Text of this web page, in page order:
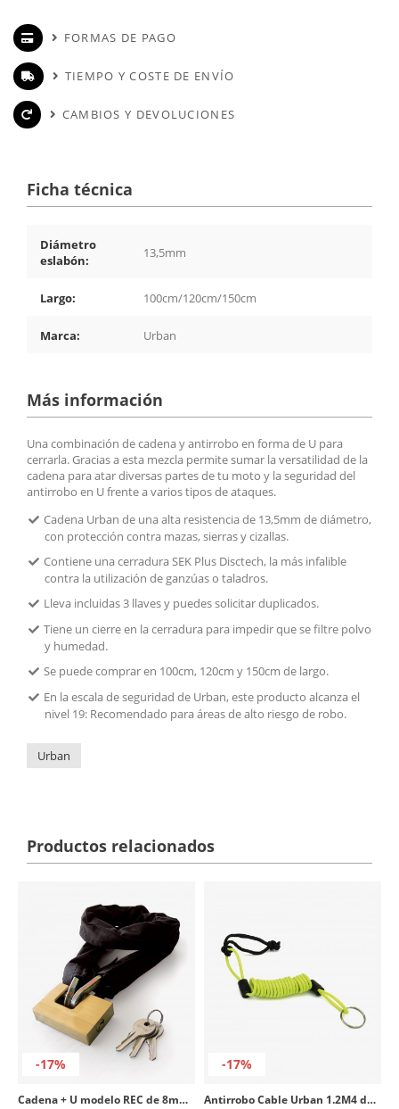
FORMAS DE PAGO
TIEMPO Y COSTE DE ENVÍO
CAMBIOS Y DEVOLUCIONES
Ficha técnica
Diámetro
eslabón:
13,5mm
Largo: 100cm/120cm/150cm
Marca: Urban
Más información
Una combinación de cadena y antirrobo en forma de U para
cerrarla. Gracias a esta mezcla permite sumar la versatilidad de la
cadena para atar diversas partes de tu moto y la seguridad del
antirrobo en U frente a varios tipos de ataques.
Cadena Urban de una alta resistencia de 13,5mm de diámetro,
con protección contra mazas, sierras y cizallas.
Contiene una cerradura SEK Plus Disctech, la más infalible
contra la utilización de ganzúas o taladros.
Lleva incluidas 3 llaves y puedes solicitar duplicados.
Tiene un cierre en la cerradura para impedir que se filtre polvo
y humedad.
Se puede comprar en 100cm, 120cm y 150cm de largo.
En la escala de seguridad de Urban, este producto alcanza el
nivel 19: Recomendado para áreas de alto riesgo de robo.
Urban
Productos relacionados
-17%
Cadena + U modelo REC de 8mm de Urban
-17%
Antirrobo Cable Urban 1.2M4 de 120cm